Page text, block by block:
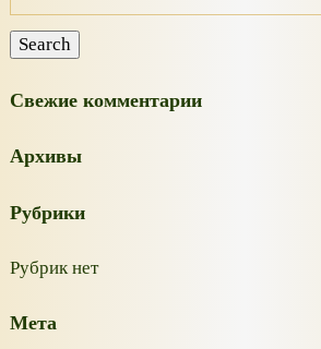
Search
Свежие комментарии
Архивы
Рубрики
Рубрик нет
Мета